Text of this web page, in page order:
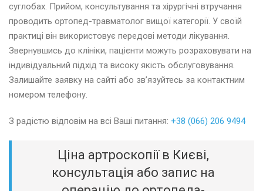
суглобах. Прийом, консультування та хірургічні втручання
проводить ортопед-травматолог вищої категорії. У своїй
практиці він використовує передові методи лікування.
Звернувшись до клініки, пацієнти можуть розраховувати на
індивідуальний підхід та високу якість обслуговування.
Залишайте заявку на сайті або зв’язуйтесь за контактним
номером телефону.
З радістю відповім на всі Ваші питання: +38 (066) 206 9494
Ціна артроскопії в Києві,
консультація або запис на